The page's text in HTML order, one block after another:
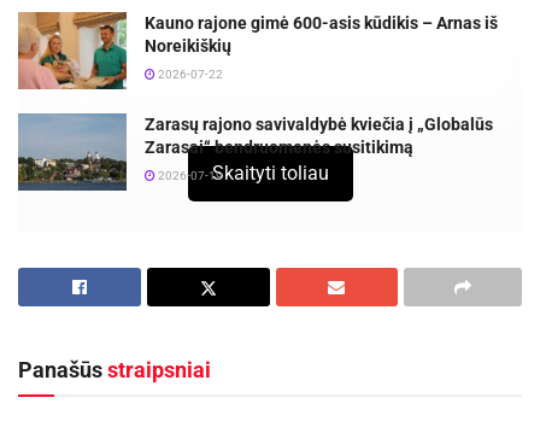
Kauno rajone gimė 600-asis kūdikis – Arnas iš
Noreikiškių
2026-07-22
Zarasų rajono savivaldybė kviečia į „Globalūs
Zarasai“ bendruomenės susitikimą
2026-07-19
nuostabaus grožio medinuku – paukšteliu,
šeriama visa banda elnių? Ir … visa tai Zarasų
rajone….
Skaityti toliau
Panašūsstraipsniai